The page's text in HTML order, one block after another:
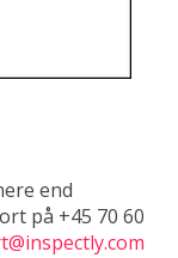
end
på +45 70 60